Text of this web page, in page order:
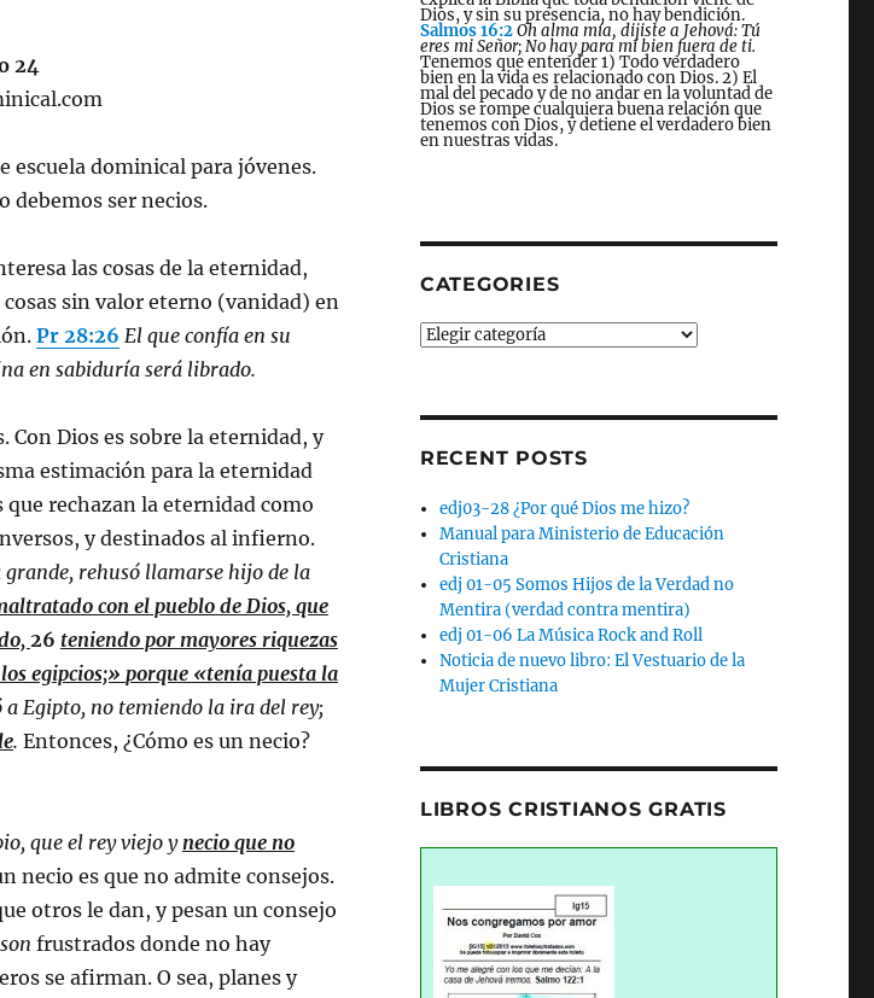
24
escuela dominical para jóvenes.
debemos ser necios.
las cosas de la eternidad,
sin valor eterno (vanidad) en
Pr 28:26 El que confía en su
en sabiduría será librado.
Con Dios es sobre la eternidad, y
estimación para la eternidad
rechazan la eternidad como
y destinados al infierno.
rehusó llamarse hijo de la
con el pueblo de Dios, que
26 teniendo por mayores riquezas
egipcios;» porque «tenía puesta la
a Egipto, no temiendo la ira del rey;
. Entonces, ¿Cómo es un necio?
que el rey viejo ynecio que no
necio es que no admite consejos.
otros le dan, y pesan un consejo
frustrados donde no hay
se afirman. O sea, planes y
Dios, y sin su presencia, no hay bendición.
Salmos 16:2Oh alma mía, dijiste a Jehová: Tú
eres mi Señor; No hay para mí bien fuera de ti.
Tenemos que entender 1) Todo verdadero
bien en la vida es relacionado con Dios. 2) El
mal del pecado y de no andar en la voluntad de
Dios se rompe cualquiera buena relación que
tenemos con Dios, y detiene el verdadero bien
en nuestras vidas.
CATEGORIES
Categories
RECENT POSTS
edj03-28 ¿Por qué Dios me hizo?
Manual para Ministerio de Educación
Cristiana
edj 01-05 Somos Hijos de la Verdad no
Mentira (verdad contra mentira)
edj 01-06 La Música Rock and Roll
Noticia de nuevo libro: El Vestuario de la
Mujer Cristiana
LIBROS CRISTIANOS GRATIS